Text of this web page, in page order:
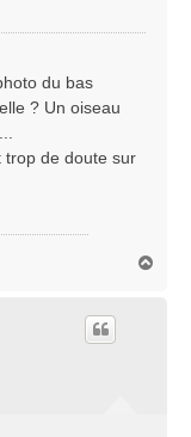
du bas
? Un oiseau
trop de doute sur